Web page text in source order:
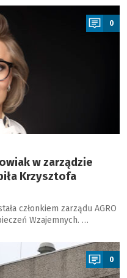
0
w zarządzie
Krzysztofa
członkiem zarządu AGRO
Wzajemnych. …
0